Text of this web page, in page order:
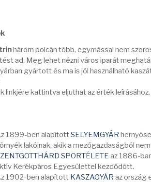
három polcán több, egymással nem
ad. Meg lehet nézni város iparát
gyártott és ma is jól használható
linkjére kattintva eljuthat az érték leírásához.
1899-ben alapítottSELYEMGYÁR
lakóinak, akik a mezőgazdaságból
SPORTÉLETE az 1886-
Kerékpáros Egyesülettel kezdődött.
1902-ben alapított KASZAGYÁR az ország